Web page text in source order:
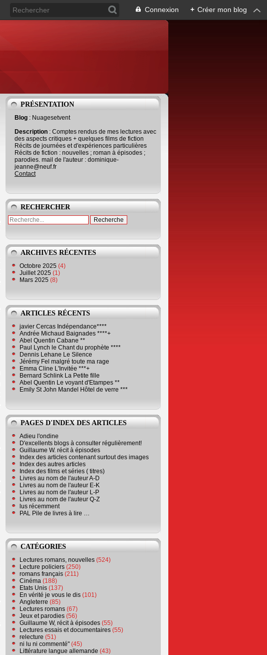
Connexion + Créer mon blog
PRÉSENTATION
Blog : Nuagesetvent
Description : Comptes rendus de mes lectures avec
des aspects critiques + quelques films de fiction
Récits de journées et d'expériences particulières
Récits de fiction : nouvelles ; roman à épisodes ;
parodies. mail de l'auteur : dominique-
jeanne@neuf.fr
Contact
RECHERCHER
ARCHIVES RÉCENTES
Octobre 2025 (4)
Juillet 2025 (1)
Mars 2025 (8)
ARTICLES RÉCENTS
javier Cercas Indépendance****
Andrée Michaud Baignades ****+
Abel Quentin Cabane **
Paul Lynch le Chant du prophète ****
Dennis Lehane Le Silence
Jérémy Fel malgré toute ma rage
Emma Cline L'Invitée ***+
Bernard Schlink La Petite fille
Abel Quentin Le voyant d'Etampes **
Emily St John Mandel Hôtel de verre ***
PAGES D'INDEX DES ARTICLES
Adieu l'ondine
D'excellents blogs à consulter régulièrement!
Guillaume W. récit à épisodes
Index des articles contenant surtout des images
Index des autres articles
Index des films et séries ( titres)
Livres au nom de l'auteur A-D
Livres au nom de l'auteur E-K
Livres au nom de l'auteur L-P
Livres au nom de l'auteur Q-Z
lus récemment
PAL Pile de livres à lire …
CATÉGORIES
Lectures romans, nouvelles (524)
Lecture policiers (250)
romans français (211)
Cinéma (188)
Etats Unis (137)
En vérité je vous le dis (101)
Angleterre (85)
Lectures romans (67)
Jeux et parodies (56)
Guillaume W, récit à épisodes (55)
Lectures essais et documentaires (55)
relecture (51)
ni lu ni commenté" (45)
Littérature langue allemande (43)